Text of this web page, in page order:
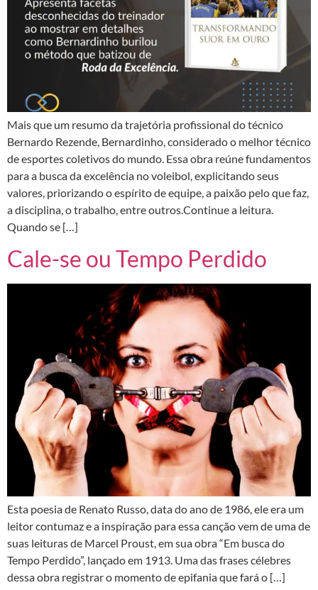
Mais que um resumo da trajetória profissional do técnico
Bernardo Rezende, Bernardinho, considerado o melhor técnico
de esportes coletivos do mundo. Essa obra reúne fundamentos
para a busca da excelência no voleibol, explicitando seus
valores, priorizando o espírito de equipe, a paixão pelo que faz,
a disciplina, o trabalho, entre outros.Continue a leitura.
Quando se […]
Cale-se ou Tempo Perdido
Esta poesia de Renato Russo, data do ano de 1986, ele era um
leitor contumaz e a inspiração para essa canção vem de uma de
suas leituras de Marcel Proust, em sua obra “Em busca do
Tempo Perdido”, lançado em 1913. Uma das frases célebres
dessa obra registrar o momento de epifania que fará o […]